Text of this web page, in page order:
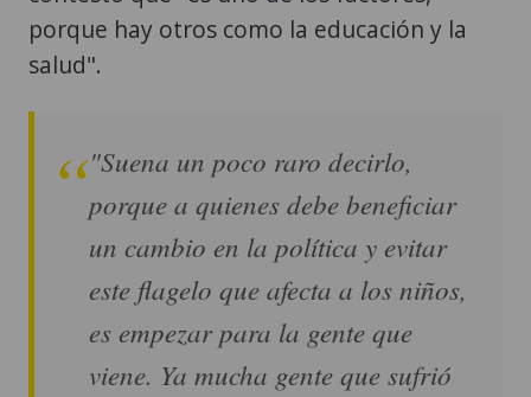
porque hay otros como la educación y la
salud".
"Suena un poco raro decirlo,
porque a quienes debe beneficiar
un cambio en la política y evitar
este flagelo que afecta a los niños,
es empezar para la gente que
viene. Ya mucha gente que sufrió